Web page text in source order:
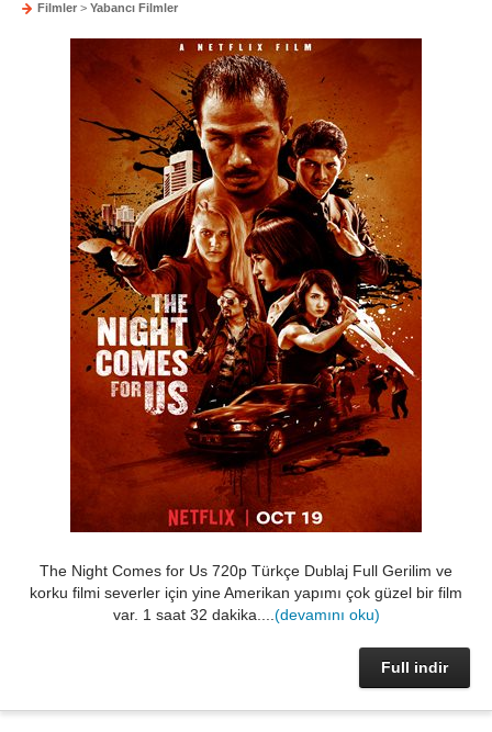
Filmler > Yabancı Filmler
The Night Comes for Us 720p Türkçe Dublaj Full Gerilim ve
korku filmi severler için yine Amerikan yapımı çok güzel bir film
var. 1 saat 32 dakika.... (devamını oku)
Full indir